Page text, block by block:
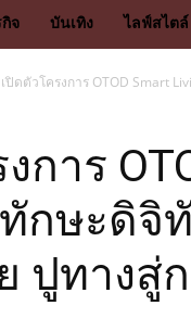
จ บันเทิง ไลฟ์สไตล์
ปิดตัวโครงการ OTOD Smart
การ
กษะดิ
ปูทางสู่